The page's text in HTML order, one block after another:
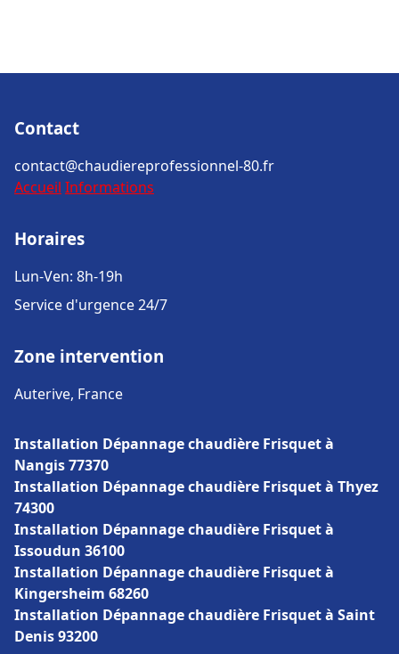
Contact
contact@chaudiereprofessionnel-80.fr
Accueil Informations
Horaires
Lun-Ven: 8h-19h
Service d'urgence 24/7
Zone intervention
Auterive, France
Installation Dépannage chaudière Frisquet à
Nangis 77370
Installation Dépannage chaudière Frisquet à Thyez
74300
Installation Dépannage chaudière Frisquet à
Issoudun 36100
Installation Dépannage chaudière Frisquet à
Kingersheim 68260
Installation Dépannage chaudière Frisquet à Saint
Denis 93200